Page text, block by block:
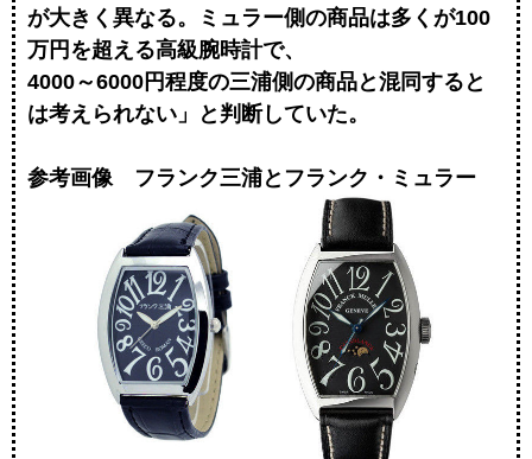
が大きく異なる。ミュラー側の商品は多くが100
万円を超える高級腕時計で、
4000～6000円程度の三浦側の商品と混同すると
は考えられない」と判断していた。
参考画像 フランク三浦とフランク・ミュラー